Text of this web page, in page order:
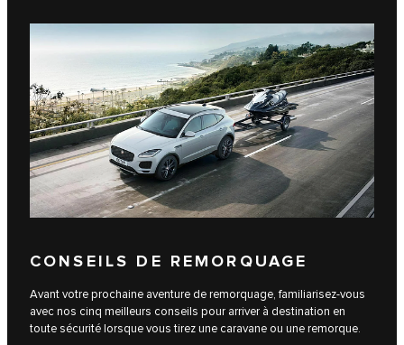
CONSEILS DE REMORQUAGE
Avant votre prochaine aventure de remorquage, familiarisez-vous
avec nos cinq meilleurs conseils pour arriver à destination en
toute sécurité lorsque vous tirez une caravane ou une remorque.